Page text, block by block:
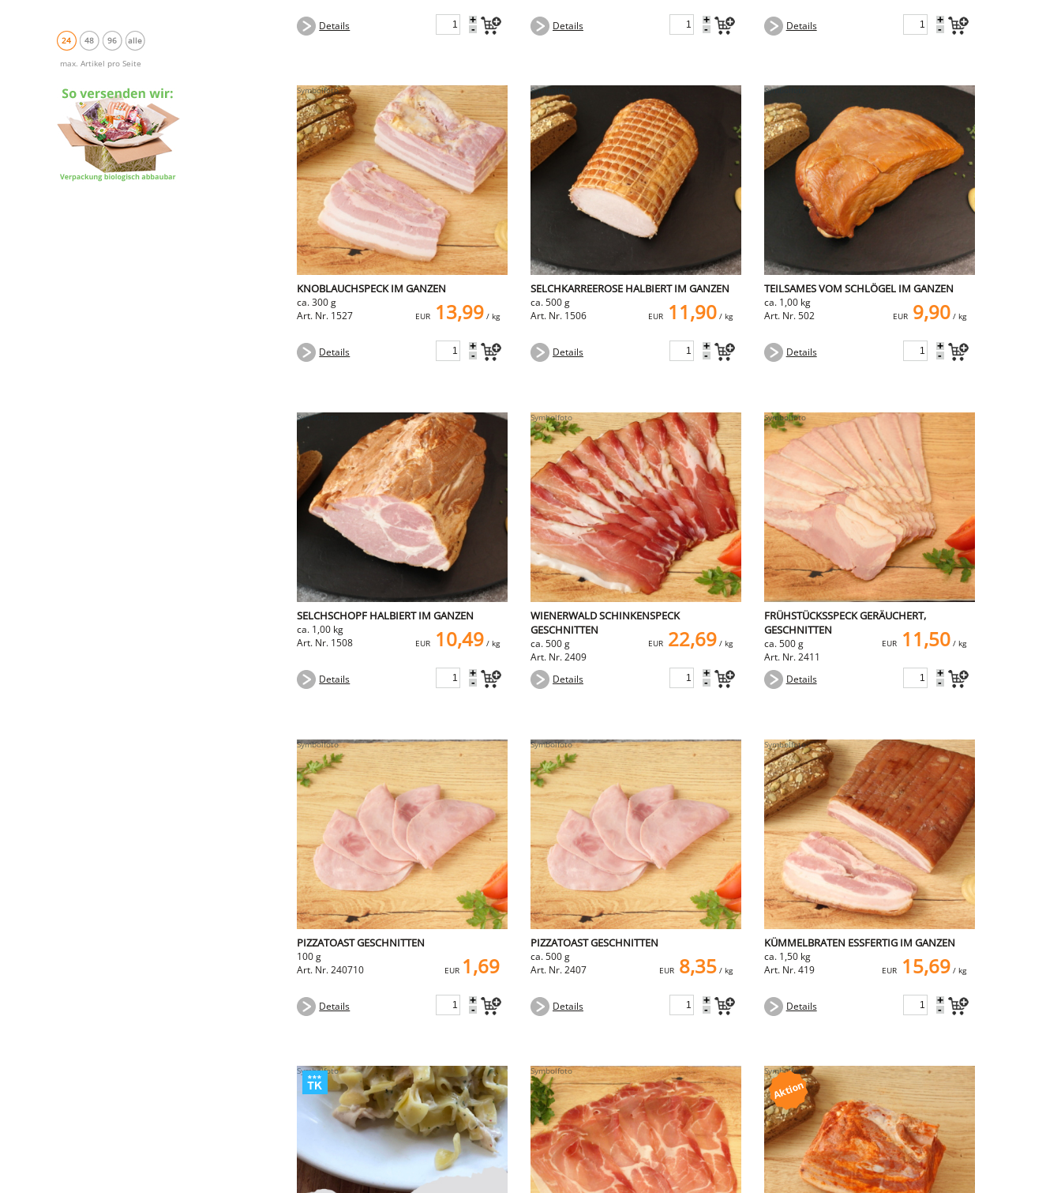
24 48 96 alle
max. Artikel pro Seite
Details +
- Details +
- Details +
-
KNOBLAUCHSPECK IM GANZEN
ca. 300 g
Art. Nr. 1527
EUR 13,99/ kg
Details +
-
SELCHKARREEROSE HALBIERT IM GANZEN
ca. 500 g
Art. Nr. 1506
EUR 11,90 / kg
Details +
-
TEILSAMES VOM SCHLÖGEL IM GANZEN
ca. 1,00 kg
Art. Nr. 502
EUR 9,90/ kg
Details +
-
SELCHSCHOPF HALBIERT IM GANZEN
ca. 1,00 kg
Art. Nr. 1508
EUR 10,49/ kg
Details +
-
WIENERWALD SCHINKENSPECK
GESCHNITTEN
ca. 500 g
Art. Nr. 2409
EUR 22,69 / kg
Details +
-
FRÜHSTÜCKSSPECK GERÄUCHERT,
GESCHNITTEN
ca. 500 g
Art. Nr. 2411
EUR 11,50/ kg
Details +
-
PIZZATOAST GESCHNITTEN
100 g
Art. Nr. 240710
EUR 1,69
Details +
-
PIZZATOAST GESCHNITTEN
ca. 500 g
Art. Nr. 2407
EUR 8,35 / kg
Details +
-
KÜMMELBRATEN ESSFERTIG IM GANZEN
ca. 1,50 kg
Art. Nr. 419
EUR 15,69/ kg
Details +
-